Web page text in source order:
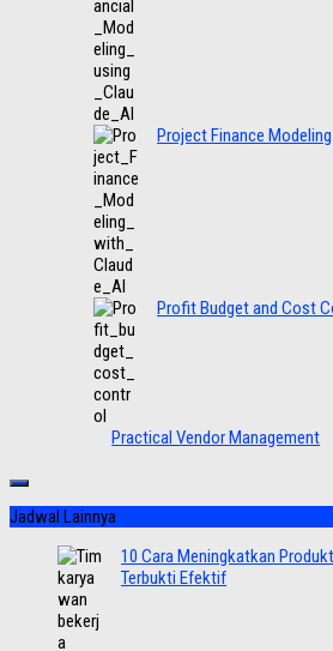
Project Finance
Profit Budget and Cost
Practical Vendor Management
Jadwal Lainnya
10 Cara Meningkatkan
Terbukti Efektif